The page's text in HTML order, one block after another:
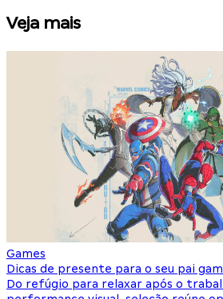
Veja mais
Games
Dicas de presente para o seu pai
Do refúgio para relaxar após o